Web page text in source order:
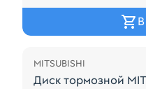
MITSUBISHI
Диск тормозной